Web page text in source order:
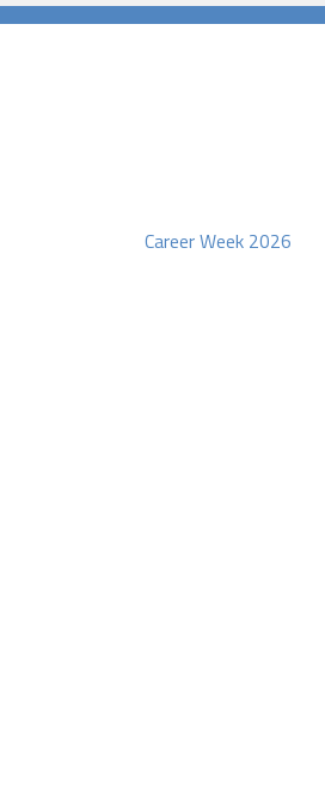
Career Week 2026